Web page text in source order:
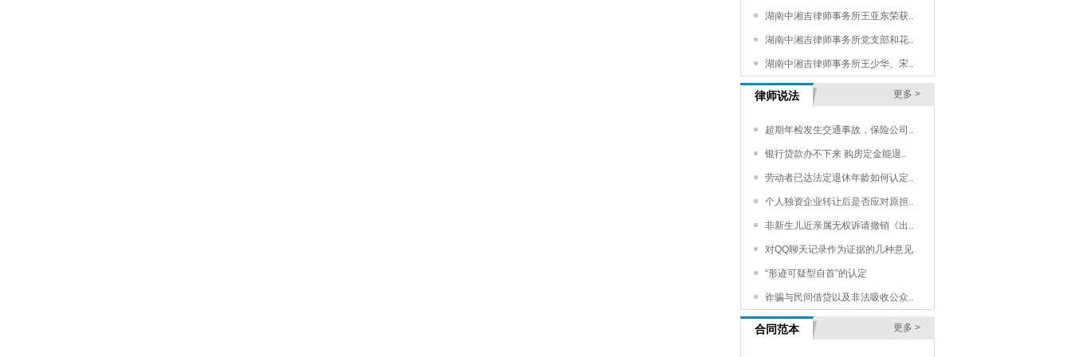
湖南中湘吉律师事务所王亚东荣获..
湖南中湘吉律师事务所党支部和花..
湖南中湘吉律师事务所王少华、宋..
律师说法 更多 >
超期年检发生交通事故，保险公司..
银行贷款办不下来 购房定金能退..
劳动者已达法定退休年龄如何认定..
个人独资企业转让后是否应对原担..
非新生儿近亲属无权诉请撤销《出..
对QQ聊天记录作为证据的几种意见
“形迹可疑型自首”的认定
诈骗与民间借贷以及非法吸收公众..
合同范本 更多 >